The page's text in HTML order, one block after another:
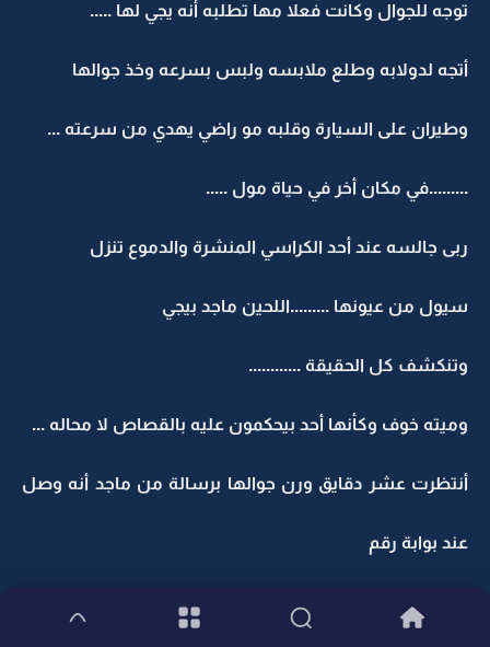
توجه للجوال وكانت فعلا مها تطلبه أنه يجي لها .....
أتجه لدولابه وطلع ملابسه ولبس بسرعه وخذ جوالها
وطيران على السيارة وقلبه مو راضي يهدي من سرعته ...
.........في مكان أخر في حياة مول .....
ربى جالسه عند أحد الكراسي المنشرة والدموع تنزل
سيول من عيونها .........اللحين ماجد بيجي
وتنكشف كل الحقيقة ............
وميته خوف وكأنها أحد بيحكمون عليه بالقصاص لا محاله ...
أنتظرت عشر دقايق ورن جوالها برسالة من ماجد أنه وصل
عند بوابة رقم